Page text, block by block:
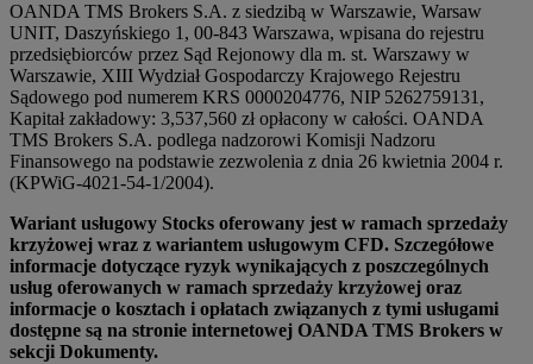
OANDA TMS Brokers S.A. z siedzibą w Warszawie, Warsaw
UNIT, Daszyńskiego 1, 00-843 Warszawa, wpisana do rejestru
przedsiębiorców przez Sąd Rejonowy dla m. st. Warszawy w
Warszawie, XIII Wydział Gospodarczy Krajowego Rejestru
Sądowego pod numerem KRS 0000204776, NIP 5262759131,
Kapitał zakładowy: 3,537,560 zł opłacony w całości. OANDA
TMS Brokers S.A. podlega nadzorowi Komisji Nadzoru
Finansowego na podstawie zezwolenia z dnia 26 kwietnia 2004 r.
(KPWiG-4021-54-1/2004).
Wariant usługowy Stocks oferowany jest w ramach sprzedaży
krzyżowej wraz z wariantem usługowym CFD. Szczegółowe
informacje dotyczące ryzyk wynikających z poszczególnych
usług oferowanych w ramach sprzedaży krzyżowej oraz
informacje o kosztach i opłatach związanych z tymi usługami
dostępne są na stronie internetowej OANDA TMS Brokers w
sekcji Dokumenty.